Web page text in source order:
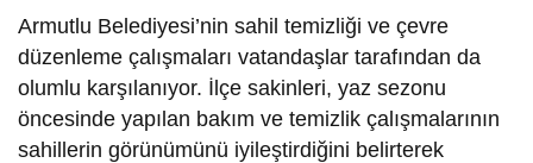
Armutlu Belediyesi’nin sahil temizliği ve çevre
düzenleme çalışmaları vatandaşlar tarafından da
olumlu karşılanıyor. İlçe sakinleri, yaz sezonu
öncesinde yapılan bakım ve temizlik çalışmalarının
sahillerin görünümünü iyileştirdiğini belirterek